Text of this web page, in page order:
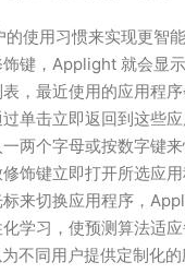
使用习惯来实现更智能
键，Applight 就会显
，最近使用的应用程
单击立即返回到这些
两个字母或按数字键
饰键立即打开所选应用
来切换应用程序，
学习，使预测算法适
不同用户提供定制化